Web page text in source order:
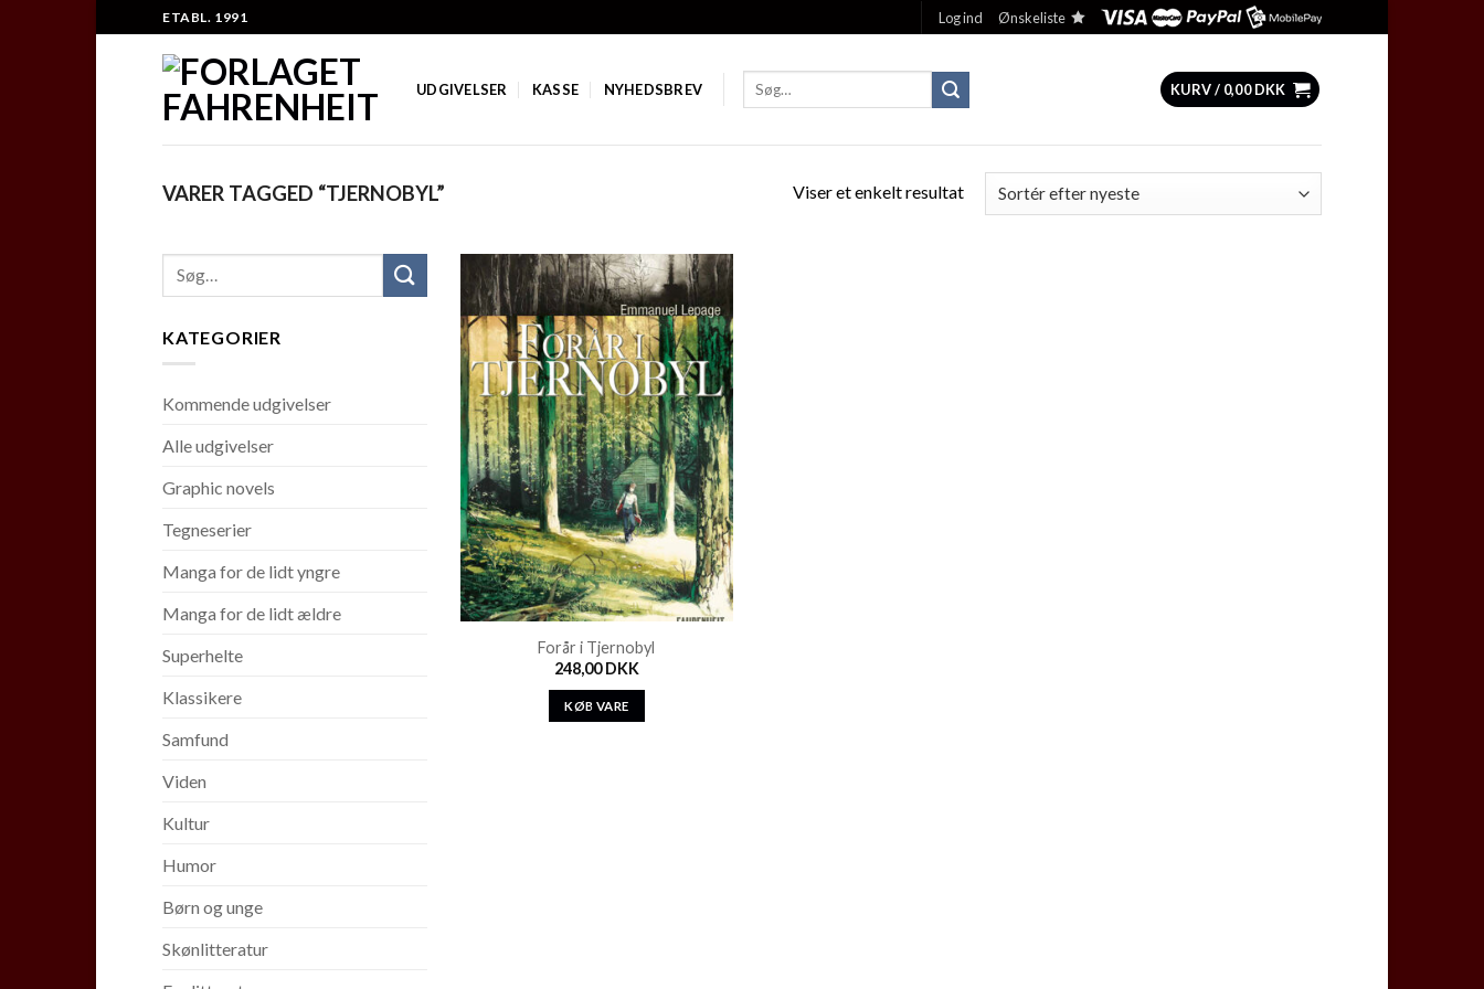
to
ETABL. 1991 Log ind Ønskeliste
UDGIVELSER KASSE NYHEDSBREV KURV / 0,00DKK
VARER TAGGED “TJERNOBYL” Viser et enkelt resultat
KATEGORIER
Kommende udgivelser
Alle udgivelser
Graphic novels
Tegneserier
Manga for de lidt yngre
Manga for de lidt ældre
Superhelte
Klassikere
Samfund
Viden
Kultur
Humor
Børn og unge
Skønlitteratur
Add to
Wishlist
Forår i Tjernobyl
248,00DKK
KØB VARE